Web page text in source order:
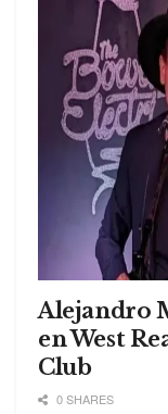
Alejandro
en West
Club
0 SHARES